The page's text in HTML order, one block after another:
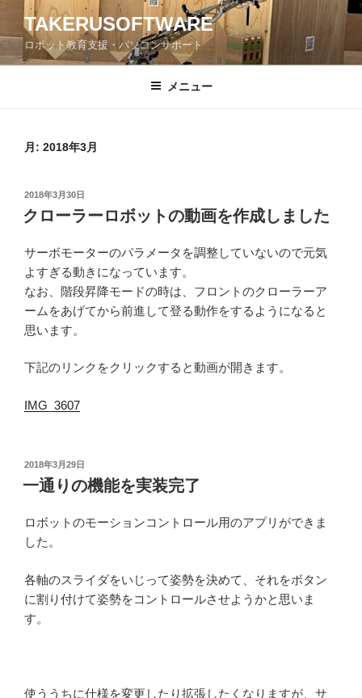
テ
ン
TAKERUSOFTWARE
ロボット教育支援・パソコンサポート
メニュー
月: 2018年3月
投
稿
日:
2018年3月30日
クローラーロボットの動画を作成しました
サーボモーターのパラメータを調整していないので元気
よすぎる動きになっています。
なお、階段昇降モードの時は、フロントのクローラーア
ームをあげてから前進して登る動作をするようになると
思います。
下記のリンクをクリックすると動画が開きます。
IMG_3607
投
2018年3月29日
一通りの機能を実装完了
ロボットのモーションコントロール用のアプリができま
した。
各軸のスライダをいじって姿勢を決めて、それをボタン
に割り付けて姿勢をコントロールさせようかと思いま
す。
使ううちに仕様を変更したり拡張したくなりますが、サ